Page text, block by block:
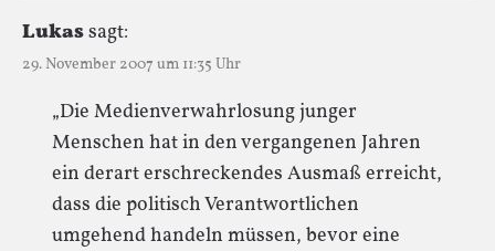
Lukassagt:
29. November 2007 um 11:35 Uhr
„Die Medienverwahrlosung junger
Menschen hat in den vergangenen Jahren
ein derart erschreckendes Ausmaß erreicht,
dass die politisch Verantwortlichen
umgehend handeln müssen, bevor eine